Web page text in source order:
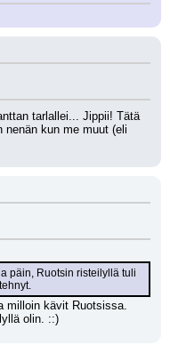
tarlallei... Jippii! Tätä
kun me muut (eli
päin, Ruotsin risteilyllä tuli
olin. ::)